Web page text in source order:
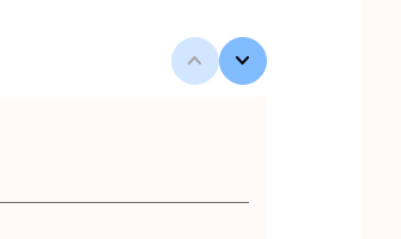
keyboard_arrow_up keyboard_arrow_down